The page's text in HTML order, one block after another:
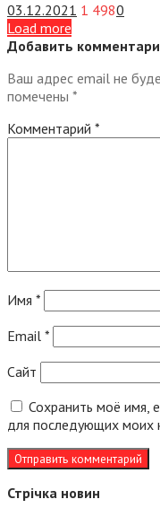
03.12.2021 1 4980
Load more
Добавить
Ваш адрес email не
помечены *
Комментарий *
Имя *
Email *
Сайт
Сохранить моё имя,
для последующих моих
Стрічка новин